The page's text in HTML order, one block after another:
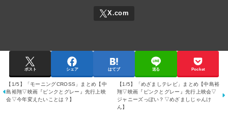
ポスト シェア はてブ 送る Pocket
【1/5】「モーニングCROSS」まとめ【中
島裕翔▽映画『ピンクとグレー』先行上映
会▽今年変えたいことは？】
【1/5】「めざましテレビ」まとめ【中島裕
翔▽映画『ピンクとグレー』先行上映会▽
ジャニーズっぽい？▽めざましじゃんけ
ん】